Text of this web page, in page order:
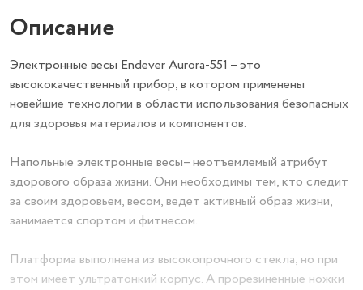
Описание
Электронные весы Endever Aurora-551 – это
высококачественный прибор, в котором применены
новейшие технологии в области использования безопасных
для здоровья материалов и компонентов.
Напольные электронные весы– неотъемлемый атрибут
здорового образа жизни. Они необходимы тем, кто следит
за своим здоровьем, весом, ведет активный образ жизни,
занимается спортом и фитнесом.
Платформа выполнена из высокопрочного стекла, но при
этом имеет ультратонкий корпус. А прорезиненные ножки